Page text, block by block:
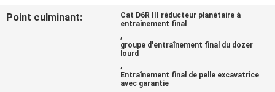
CONTACT
Point culminant:
Cat D6R III réducteur planétaire à
entraînement final
,
groupe d'entraînement final du dozer
lourd
,
Entraînement final de pelle excavatrice
avec garantie